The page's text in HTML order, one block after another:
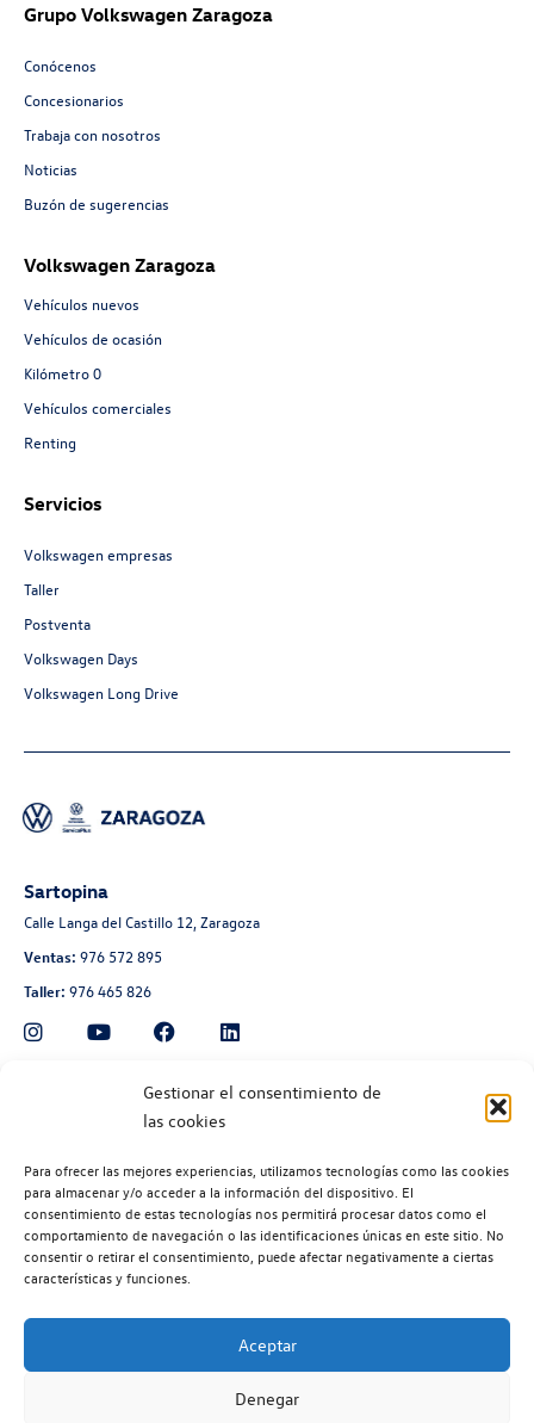
Gestionar el consentimiento de
las cookies
Para ofrecer las mejores experiencias, utilizamos tecnologías como las cookies
para almacenar y/o acceder a la información del dispositivo. El
consentimiento de estas tecnologías nos permitirá procesar datos como el
comportamiento de navegación o las identificaciones únicas en este sitio. No
consentir o retirar el consentimiento, puede afectar negativamente a ciertas
características y funciones.
Aceptar
Denegar
Grupo Volkswagen Zaragoza
Conócenos
Concesionarios
Trabaja con nosotros
Noticias
Buzón de sugerencias
Volkswagen Zaragoza
Vehículos nuevos
Vehículos de ocasión
Kilómetro 0
Vehículos comerciales
Renting
Servicios
Volkswagen empresas
Taller
Postventa
Volkswagen Days
Volkswagen Long Drive
Sartopina
Calle Langa del Castillo 12, Zaragoza
Ventas: 976 572 895
Taller: 976 465 826
Automoción Aragonesa
Avenida de Navarra 135, Zaragoza
Taller:976 300 563
Recambios:976 300 564
©2026 | Volkswagen Zaragoza| Aviso legal |Política de privacidad |
Política de cookies |Código ético |